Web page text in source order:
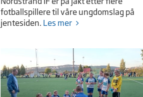
fotballspillere til våre ungdomslag på
jentesiden. Les mer